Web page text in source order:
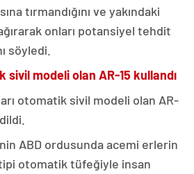
tırmandığını ve yakındaki
onları potansiyel tehdit
söyledi.
sivil modeli olan AR-15 kullandı
yarı otomatik sivil modeli olan AR-
ABD ordusunda acemi erlerin
otomatik tüfeğiyle insan